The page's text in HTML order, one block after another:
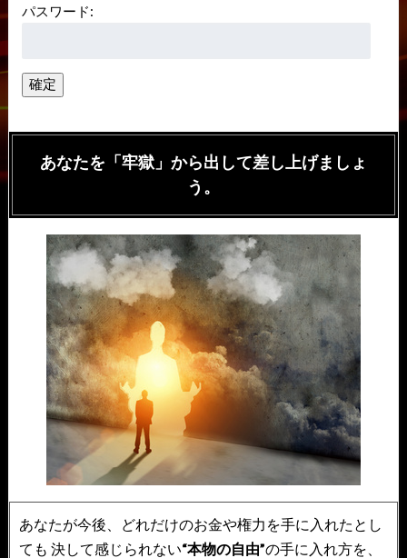
パスワード:
あなたを「牢獄」から出して差し上げましょ
う。
あなたが今後、どれだけのお金や権力を手に入れたとし
ても 決して感じられない“本物の自由”の手に入れ方を、